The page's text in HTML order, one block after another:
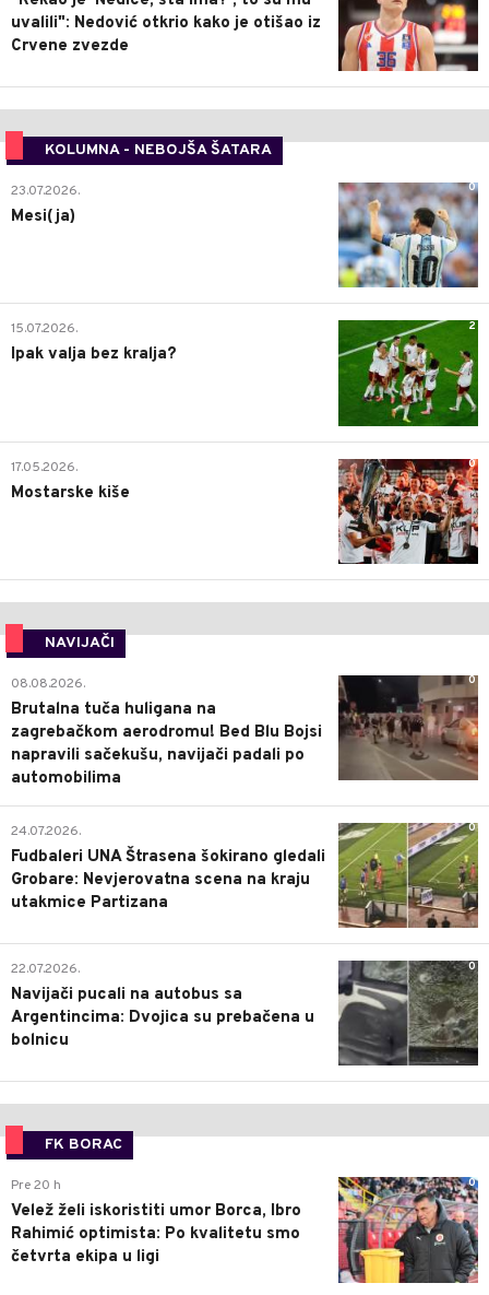
uvalili": Nedović otkrio kako je otišao iz
Crvene zvezde
KOLUMNA - NEBOJŠA ŠATARA
0
23.07.2026.
Mesi(ja)
2
15.07.2026.
Ipak valja bez kralja?
0
17.05.2026.
Mostarske kiše
NAVIJAČI
0
08.08.2026.
Brutalna tuča huligana na
zagrebačkom aerodromu! Bed Blu Bojsi
napravili sačekušu, navijači padali po
automobilima
0
24.07.2026.
Fudbaleri UNA Štrasena šokirano gledali
Grobare: Nevjerovatna scena na kraju
utakmice Partizana
0
22.07.2026.
Navijači pucali na autobus sa
Argentincima: Dvojica su prebačena u
bolnicu
FK BORAC
0
Pre 20 h
Velež želi iskoristiti umor Borca, Ibro
Rahimić optimista: Po kvalitetu smo
četvrta ekipa u ligi